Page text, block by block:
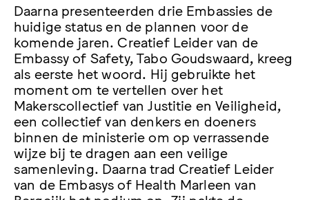
Daarna presenteerden drie Embassies de
huidige status en de plannen voor de
komende jaren. Creatief Leider van de
Embassy of Safety, Tabo Goudswaard, kreeg
als eerste het woord. Hij gebruikte het
moment om te vertellen over het
Makerscollectief van Justitie en Veiligheid,
een collectief van denkers en doeners
binnen de ministerie om op verrassende
wijze bij te dragen aan een veilige
samenleving. Daarna trad Creatief Leider
van de Embasys of Health Marleen van